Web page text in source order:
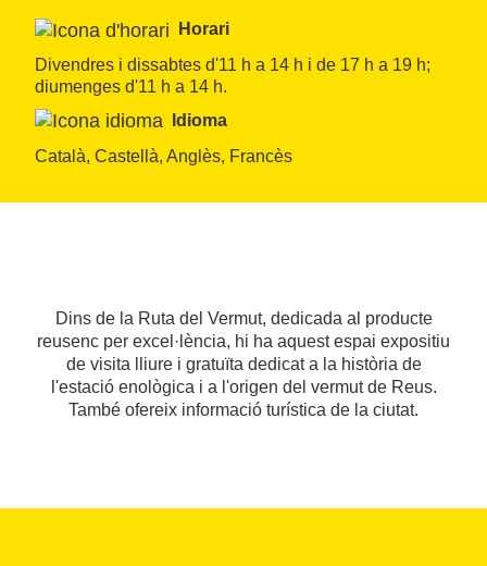
Horari
Divendres i dissabtes d'11 h a 14 h i de 17 h a 19 h;
diumenges d'11 h a 14 h.
Idioma
Català, Castellà, Anglès, Francès
Dins de la Ruta del Vermut, dedicada al producte
reusenc per excel·lència, hi ha aquest espai expositiu
de visita lliure i gratuïta dedicat a la història de
l'estació enològica i a l'origen del vermut de Reus.
També ofereix informació turística de la ciutat.